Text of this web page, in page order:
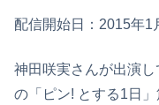
配信開始日：2015年1
神田咲実さんが出演
の「ピン! とする1日」